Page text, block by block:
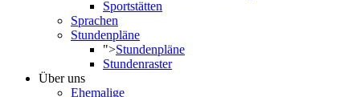
Sportstätten
Sprachen
Stundenpläne
">Stundenpläne
Stundenraster
Über uns
Ehemalige